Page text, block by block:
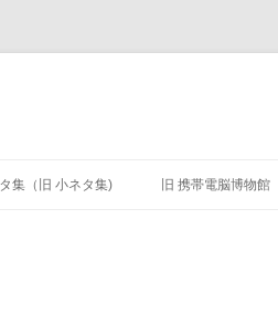
集（旧 小ネタ集) 旧 携帯電脳博物館